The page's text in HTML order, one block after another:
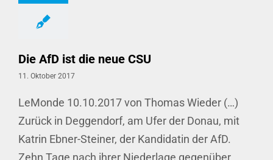
Die AfD ist die neue CSU
11. Oktober 2017
LeMonde 10.10.2017 von Thomas Wieder (…)
Zurück in Deggendorf, am Ufer der Donau, mit
Katrin Ebner-Steiner, der Kandidatin der AfD.
Zehn Tage nach ihrer Niederlage gegenüber